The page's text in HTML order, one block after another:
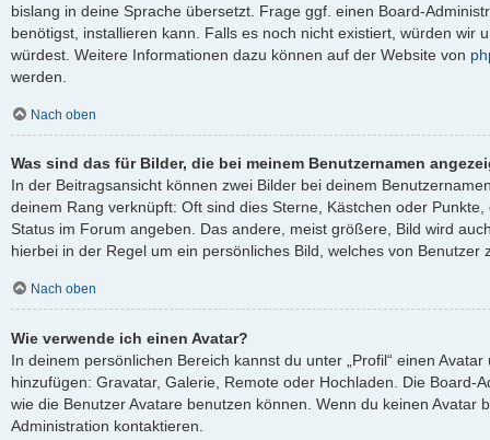
bislang in deine Sprache übersetzt. Frage ggf. einen Board-
benötigst, installieren kann. Falls es noch nicht existiert, würden wir
würdest. Weitere Informationen dazu können auf der Website von
werden.
Nach oben
Was sind das für Bilder, die bei meinem Benutzernamen
In der Beitragsansicht können zwei Bilder bei deinem
deinem Rang verknüpft: Oft sind dies Sterne, Kästchen oder
Status im Forum angeben. Das andere, meist größere, Bild wird
hierbei in der Regel um ein persönliches Bild, welches von Benutzer
Nach oben
Wie verwende ich einen Avatar?
In deinem persönlichen Bereich kannst du unter „Profil“ einen
hinzufügen: Gravatar, Galerie, Remote oder Hochladen. Die Board-
wie die Benutzer Avatare benutzen können. Wenn du keinen Avatar
Administration kontaktieren.